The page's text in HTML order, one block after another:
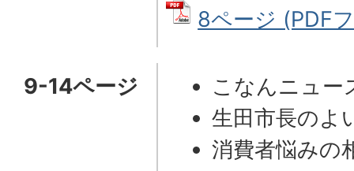
8ページ (PDF
9-14ページ
こなんニュー
生田市長のよ
消費者悩みの